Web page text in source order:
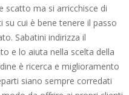
scatto ma si arricchisce di
cui è bene tenere il passo
Sabatini indirizza il
e lo aiuta nella scelta della
è ricerca e miglioramento
siano sempre corredati